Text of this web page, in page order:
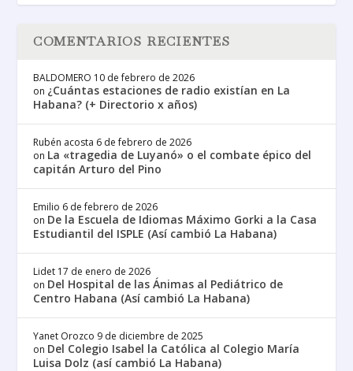
COMENTARIOS RECIENTES
BALDOMERO 10 de febrero de 2026
on ¿Cuántas estaciones de radio existían en La
Habana? (+ Directorio x años)
Rubén acosta 6 de febrero de 2026
on La «tragedia de Luyanó» o el combate épico del
capitán Arturo del Pino
Emilio 6 de febrero de 2026
on De la Escuela de Idiomas Máximo Gorki a la Casa
Estudiantil del ISPLE (Así cambió La Habana)
Lidet 17 de enero de 2026
on Del Hospital de las Ánimas al Pediátrico de
Centro Habana (Así cambió La Habana)
Yanet Orozco 9 de diciembre de 2025
on Del Colegio Isabel la Católica al Colegio María
Luisa Dolz (así cambió La Habana)